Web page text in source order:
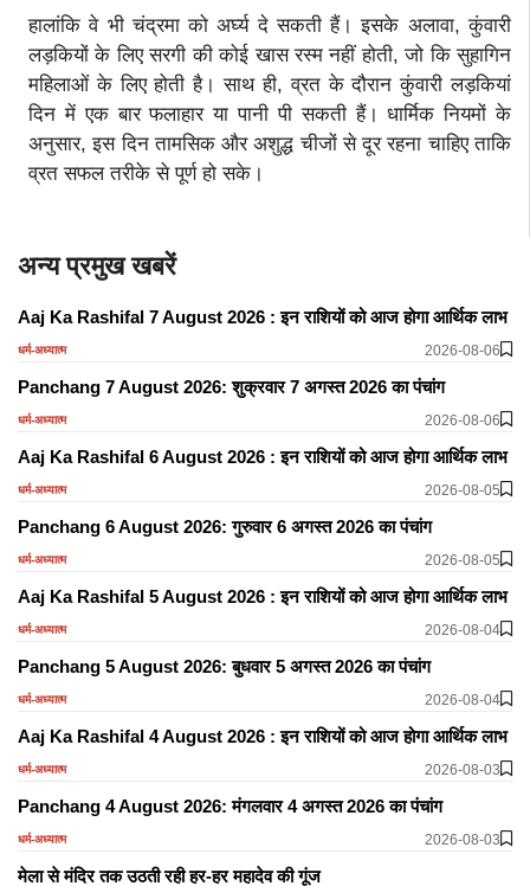
हालांकि वे भी चंद्रमा को अर्घ्य दे सकती हैं। इसके अलावा, कुंवारी
लड़कियों के लिए सरगी की कोई खास रस्म नहीं होती, जो कि सुहागिन
महिलाओं के लिए होती है। साथ ही, व्रत के दौरान कुंवारी लड़कियां
दिन में एक बार फलाहार या पानी पी सकती हैं। धार्मिक नियमों के
अनुसार, इस दिन तामसिक और अशुद्ध चीजों से दूर रहना चाहिए ताकि
व्रत सफल तरीके से पूर्ण हो सके।
अन्य प्रमुख खबरें
Aaj Ka Rashifal 7 August 2026 : इन राशियों को आज होगा आर्थिक लाभ
धर्म-अध्यात्म 2026-08-06
Panchang 7 August 2026: शुक्रवार 7 अगस्त 2026 का पंचांग
धर्म-अध्यात्म 2026-08-06
Aaj Ka Rashifal 6 August 2026 : इन राशियों को आज होगा आर्थिक लाभ
धर्म-अध्यात्म 2026-08-05
Panchang 6 August 2026: गुरुवार 6 अगस्त 2026 का पंचांग
धर्म-अध्यात्म 2026-08-05
Aaj Ka Rashifal 5 August 2026 : इन राशियों को आज होगा आर्थिक लाभ
धर्म-अध्यात्म 2026-08-04
Panchang 5 August 2026: बुधवार 5 अगस्त 2026 का पंचांग
धर्म-अध्यात्म 2026-08-04
Aaj Ka Rashifal 4 August 2026 : इन राशियों को आज होगा आर्थिक लाभ
धर्म-अध्यात्म 2026-08-03
Panchang 4 August 2026: मंगलवार 4 अगस्त 2026 का पंचांग
धर्म-अध्यात्म 2026-08-03
मेला से मंदिर तक उठती रही हर-हर महादेव की गूंज